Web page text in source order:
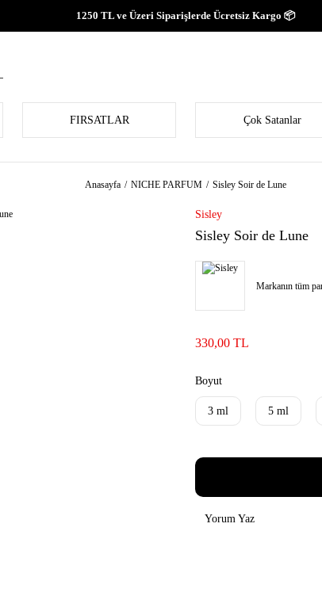
1250 TL ve Üzeri Siparişlerde Ücretsiz Kargo 📦
FIRSATLAR Çok Satanlar
Anasayfa NICHE PARFUM Sisley Soir de Lune
Sisley
Sisley Soir de Lune
Markanın tüm
330,00 TL
Boyut
3 ml 5 ml
Yorum Yaz